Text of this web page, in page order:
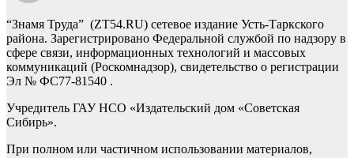
“Знамя Труда” (ZT54.RU) сетевое издание Усть-Таркского
района. Зарегистрировано Федеральной службой по надзору в
сфере связи, информационных технологий и массовых
коммуникаций (Роскомнадзор), свидетельство о регистрации
Эл № ФС77-81540 .
Учредитель ГАУ НСО «Издательский дом «Советская
Сибирь».
При полном или частичном использовании материалов,